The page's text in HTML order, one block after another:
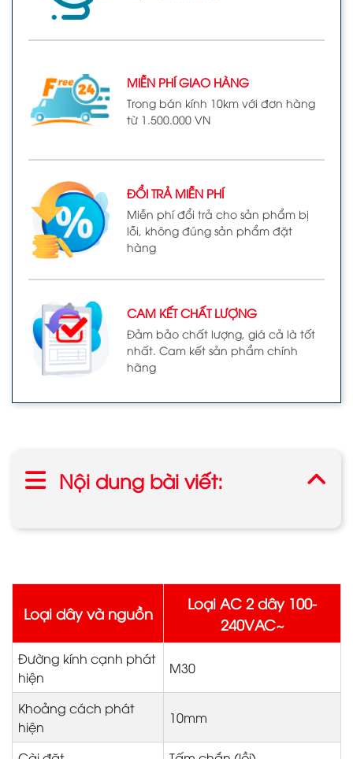
MIỄN PHÍ GIAO HÀNG
Trong bán kính 10km với đơn hàng
từ 1.500.000 VN
ĐỔI TRẢ MIỄN PHÍ
Miễn phí đổi trả cho sản phẩm bị
lỗi, không đúng sản phẩm đặt
hàng
CAM KẾT CHẤT LƯỢNG
Đảm bảo chất lượng, giá cả là tốt
nhất. Cam kết sản phẩm chính
hãng
Nội dung bài viết:
Loại dây và nguồn
Loại AC 2 dây 100-
240VAC~
Đường kính cạnh phát
hiện
M30
Khoảng cách phát
hiện
10mm